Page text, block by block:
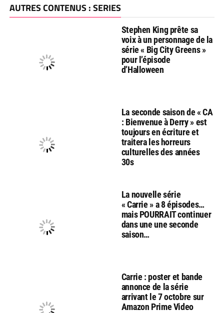
AUTRES CONTENUS : SERIES
Stephen King prête sa
voix à un personnage de la
série « Big City Greens »
pour l’épisode
d’Halloween
La seconde saison de « CA
: Bienvenue à Derry » est
toujours en écriture et
traitera les horreurs
culturelles des années
30s
La nouvelle série
« Carrie » a 8 épisodes…
mais POURRAIT continuer
dans une une seconde
saison…
Carrie : poster et bande
annonce de la série
arrivant le 7 octobre sur
Amazon Prime Video